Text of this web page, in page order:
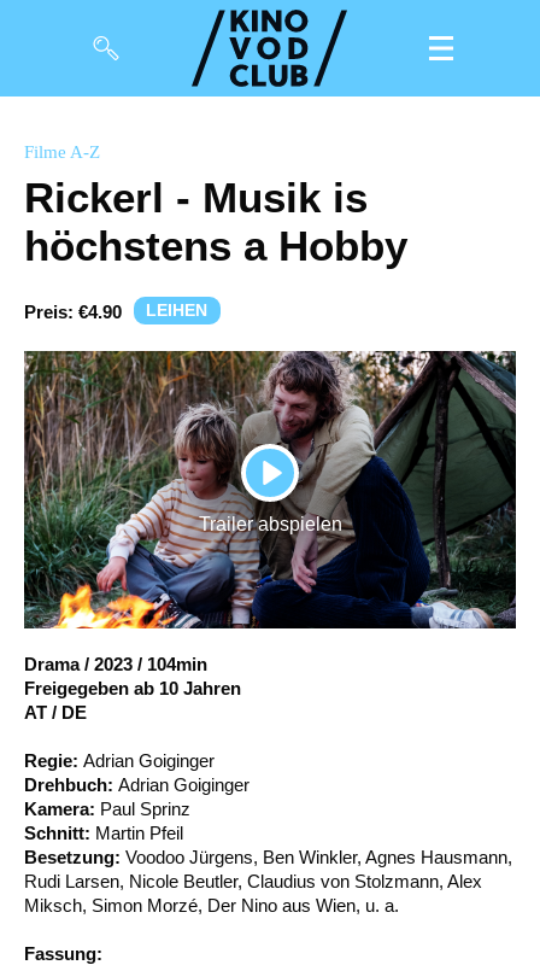
Magazin
Kuratierungen
Events
So geht’s
Filmpakete
Gutscheine
& Filmpässe
Account
Suche
Filme A-Z
Rickerl - Musik is
höchstens a Hobby
Preis: €4.90 LEIHEN
PLAY
Trailer abspielen
Drama / 2023 / 104min
Freigegeben ab 10 Jahren
AT / DE
Regie: Adrian Goiginger
Drehbuch: Adrian Goiginger
Kamera: Paul Sprinz
Schnitt: Martin Pfeil
Besetzung: Voodoo Jürgens, Ben Winkler, Agnes Hausmann,
Rudi Larsen, Nicole Beutler, Claudius von Stolzmann, Alex
Miksch, Simon Morzé, Der Nino aus Wien, u. a.
Fassung: